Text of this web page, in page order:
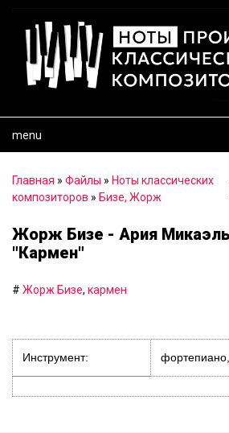
menu
Главная » Файлы » Ноты классических
композиторов » Бизе, Жорж
Жорж Бизе - Ария
"Кармен"
# Жорж Бизе, кармен
Инструмент: